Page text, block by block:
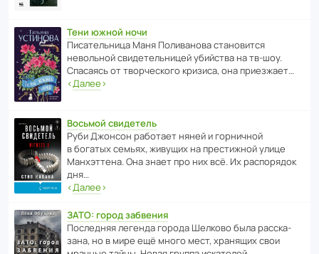
Тени южной ночи
Писа­тель­ница Маня Поли­ва­нова стано­вится
невольной свиде­тель­ницей убийства на тв-шоу.
Спасаясь от твор­че­с­кого кризиса, она приезжает…
‹Далее›
Восьмой свидетель
Руби Джонсон рабо­тает няней и горни­чной
в богатых семьях, живущих на прес­ти­жной улице
Манх­эт­тена. Она знает про них всё. Их распо­рядок
дня…
‹Далее›
ЗАТО: город забвения
После­дняя легенда города Шелково была расска­
зана, но в мире ещё много мест, хранящих свои